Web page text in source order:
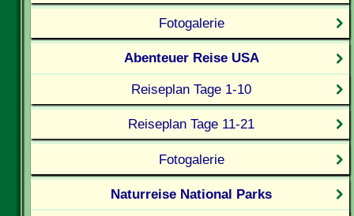
Fotogalerie
Abenteuer Reise USA
Reiseplan Tage 1-10
Reiseplan Tage 11-21
Fotogalerie
Naturreise National Parks